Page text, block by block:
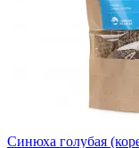
Синюха голубая